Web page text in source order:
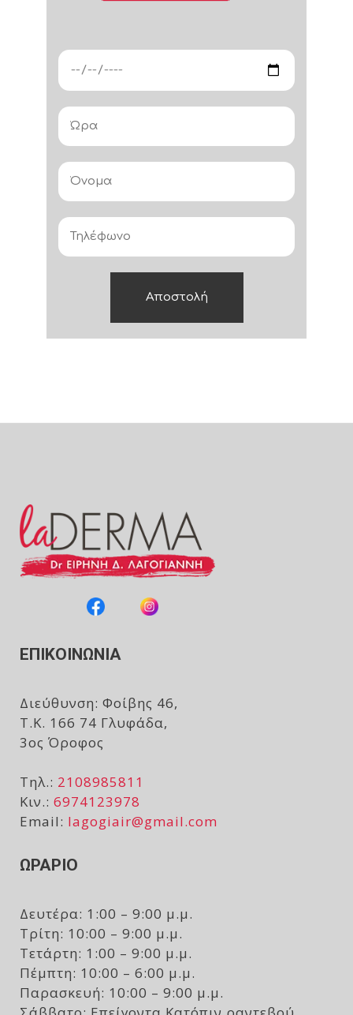
ΕΠΙΚΟΙΝΩΝΙΑ
Διεύθυνση: Φοίβης 46,
Τ.Κ. 166 74 Γλυφάδα,
3ος Όροφος
Τηλ.: 2108985811
Κιν.: 6974123978
Email: lagogiair@gmail.com
ΩΡΑΡΙΟ
Δευτέρα: 1:00 – 9:00 μ.μ.
Τρίτη: 10:00 – 9:00 μ.μ.
Τετάρτη: 1:00 – 9:00 μ.μ.
Πέμπτη: 10:00 – 6:00 μ.μ.
Παρασκευή: 10:00 – 9:00 μ.μ.